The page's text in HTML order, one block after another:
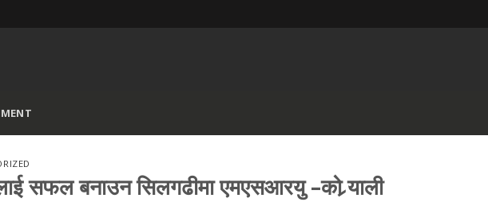
सफल बनाउन सिलगढीमा एमएसआरयु –को र्‍याली